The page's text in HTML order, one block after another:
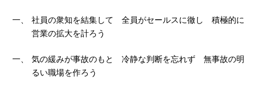
社員の衆知を結集して 全員がセールスに徹し 積極的に
営業の拡大を計ろう
気の緩みが事故のもと 冷静な判断を忘れず 無事故の明
るい職場を作ろう